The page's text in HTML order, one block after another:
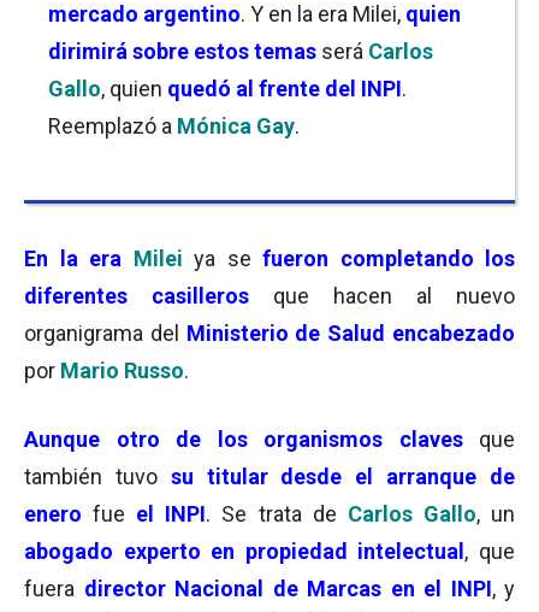
mercado argentino. Y en la era Milei, quien
dirimirá sobre estos temas será Carlos
Gallo, quien quedó al frente del INPI.
Reemplazó a Mónica Gay.
En la era Milei ya se fueron completando los
diferentes casilleros
que hacen al nuevo
organigrama del Ministerio de Salud encabezado
por Mario Russo.
Aunque otro de los organismos clavesque
también tuvo su titular desde el arranque de
enero fue el INPI. Se trata de Carlos Gallo, un
abogado experto en propiedad intelectual , que
fuera director Nacional de Marcas en el INPI, y